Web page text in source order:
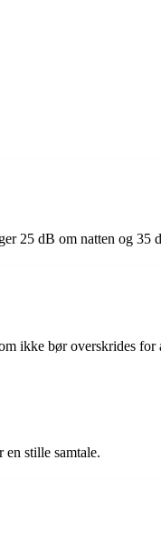
25 dB om natten og 35
ikke bør overskrides for
stille samtale.